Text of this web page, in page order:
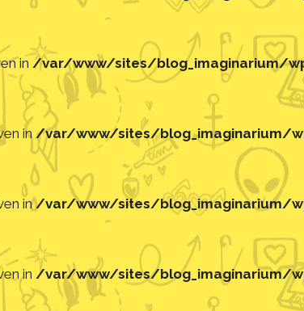
in /var/www/sites/blog_imaginarium/
in/var/www/sites/blog_imaginarium/
in/var/www/sites/blog_imaginarium/
in /var/www/sites/blog_imaginarium/